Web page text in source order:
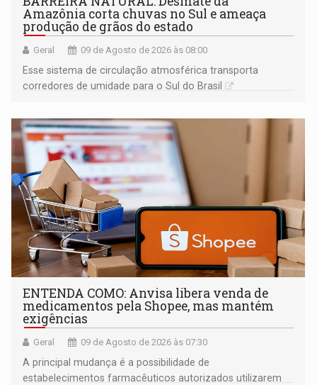
Amazônia corta chuvas no Sul e ameaça
produção de grãos do estado
Geral 09 de Agosto de 2026 às 08:00
Esse sistema de circulação atmosférica transporta
corredores de umidade para o Sul do Brasil
ENTENDA COMO: Anvisa libera venda de
medicamentos pela Shopee, mas mantém
exigências
Geral 09 de Agosto de 2026 às 07:30
A principal mudança é a possibilidade de
estabelecimentos farmacêuticos autorizados utilizarem